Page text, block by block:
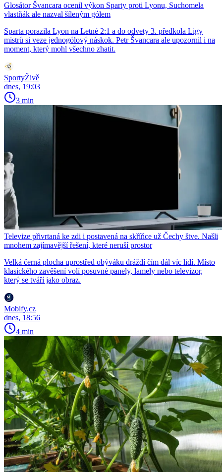
Glosátor Švancara ocenil výkon Sparty proti Lyonu, Suchomela
vlastňák ale nazval šíleným gólem
Sparta porazila Lyon na Letné 2:1 a do odvety 3. předkola Ligy
mistrů si veze jednogólový náskok. Petr Švancara ale upozornil i na
moment, který mohl všechno zhatit.
SportyŽivě
dnes, 19:03
3 min
Televize přivrtaná ke zdi i postavená na skříňce už Čechy štve. Našli
mnohem zajímavější řešení, které neruší prostor
Velká černá plocha uprostřed obýváku dráždí čím dál víc lidí. Místo
klasického zavěšení volí posuvné panely, lamely nebo televizor,
který se tváří jako obraz.
Mobify.cz
dnes, 18:56
4 min